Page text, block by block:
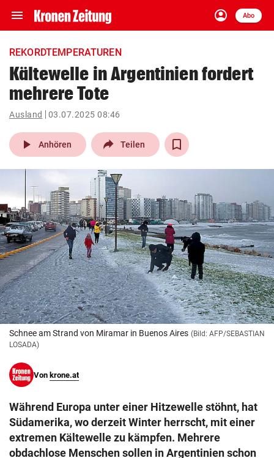
menu Navigation
ein-/ausklappen
account_circle
Anmelden
Abo
close Schließen
account_circle Anmelden
pin_drop
Wien arrow_right
bookmark
search
Suchbegriff
eingeben
© Krone Multimedia GmbH & Co KG 2026
Muthgasse 2, 1190 Wien
REKORDTEMPERATUREN
Kältewelle in Argentinien fordert
mehrere Tote
Ausland 03.07.2025 08:46
play_arrow Anhören Teilen
Schnee am Strand von Miramar in Buenos Aires (Bild: AFP/SEBASTIAN
LOSADA)
Von krone.at
Während Europa unter einer Hitzewelle stöhnt, hat
Südamerika, wo derzeit Winter herrscht, mit einer
extremen Kältewelle zu kämpfen. Mehrere
obdachlose Menschen sollen in Argentinien schon